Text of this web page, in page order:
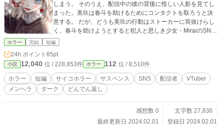
しまう。 そのうえ、配信中の彼の背後に怪しい人影を見てし
まった。美玖は春斗を助けるためにコンタクトを取ろうと決
意する。 だが、どうも美玖の行動はストーカーに筒抜けらし
く、春斗を助けようとすると犯人と思しき少女・MiraiのSNS
アカウントに釘を刺すようなツイートが投稿されるのだっ
SNSと現実が交差する奇妙な事件に巻き込まれていく──。
ホラー 完結 短編
24h.ポイント 85pt
小説 12,040 位 / 228,853件 ホラー 112 位 / 8,510件
ホラー 短編 サイコホラー サスペンス SNS 配信者
VTuber
メンヘラ
ダーク どんでん返し
感想数 0
文字数 27,836
最終更新日 2024.02.01
登録日 2024.02.01